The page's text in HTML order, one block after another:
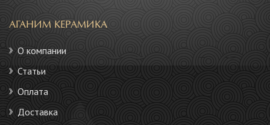
АГАНИМ КЕРАМИКА
О компании
Статьи
Оплата
Доставка